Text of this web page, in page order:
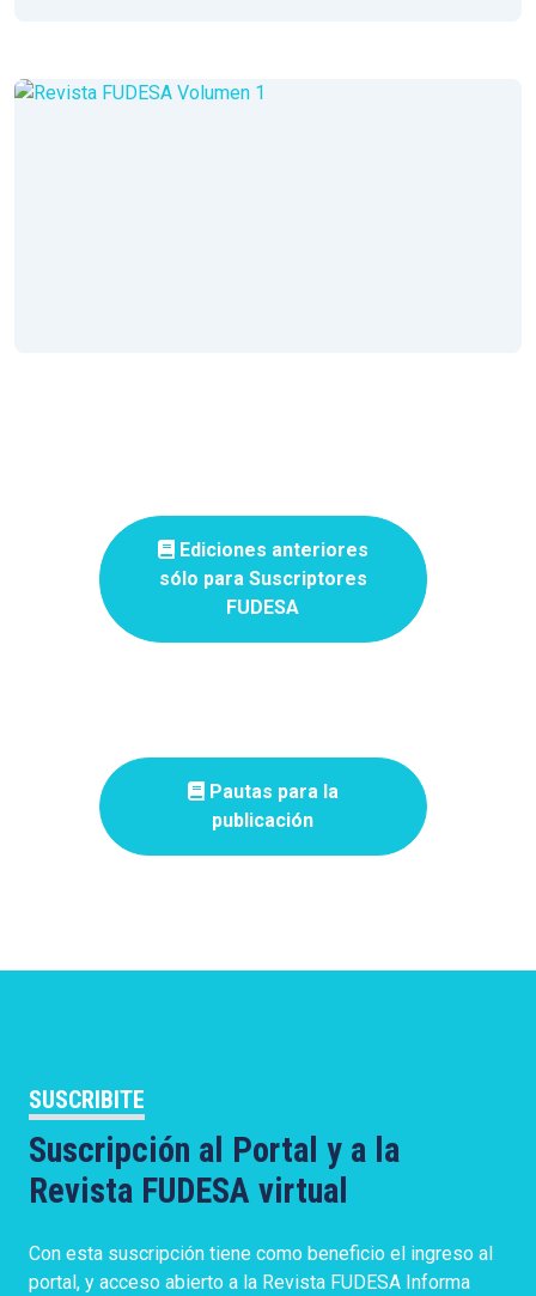
Volumen II
Leer RevistaEdiciones anteriores
sólo para Suscriptores
FUDESA
Pautas para la
publicación
SUSCRIBITE
Suscripción al Portal y a la
Revista FUDESA virtual
Con esta suscripción tiene como beneficio el ingreso al
portal, y acceso abierto a la Revista FUDESA Informa